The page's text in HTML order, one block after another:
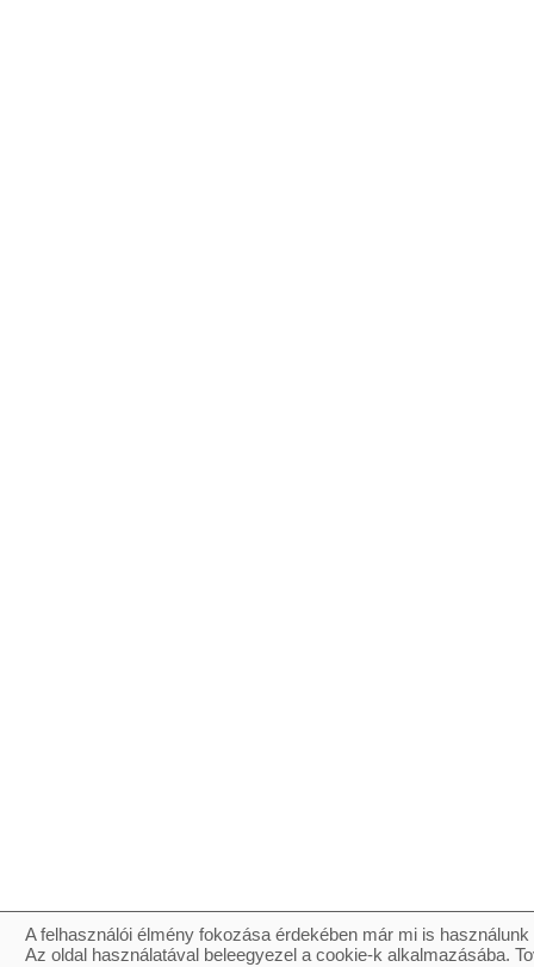
A felhasználói élmény fokozása érdekében már mi is
Az oldal használatával beleegyezel a cookie-k alkalmazásába.